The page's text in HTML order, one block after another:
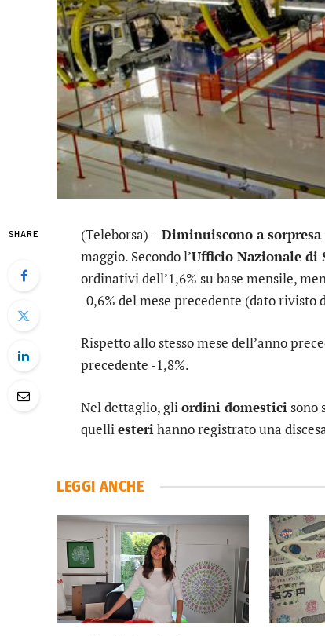
SHARE (Teleborsa) –Diminuiscono a
maggio. Secondo l’Ufficio Nazionale di
ordinativi dell’1,6% su base mensile,
-0,6% del mese precedente (dato rivisto
Rispetto allo stesso mese dell’anno
precedente -1,8%.
Nel dettaglio, gliordini domesticisono
quelliesterihanno registrato una
LEGGI ANCHE